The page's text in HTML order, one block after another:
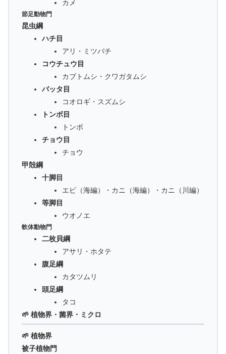
カメ
節足動物門
昆虫綱
ハチ目
アリ・ミツバチ
コウチュウ目
カブトムシ・クワガタムシ
バッタ目
コオロギ・スズムシ
トンボ目
トンボ
チョウ目
チョウ
甲殻綱
十脚目
エビ（海編）・カニ（海編）・カニ（川編）
等脚目
ウオノエ
軟体動物門
二枚貝綱
アサリ・ホタテ
腹足綱
カタツムリ
頭足綱
タコ
🌱 植物界・菌界・ミクロ
🌱 植物界
被子植物門